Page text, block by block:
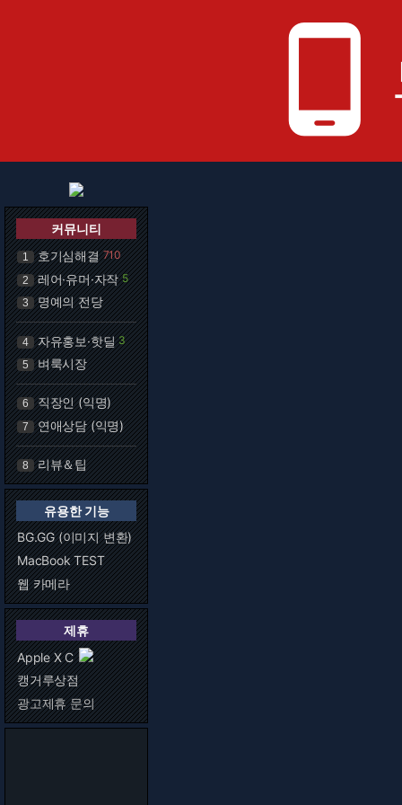
phone_android
커뮤니티
1 호기심해결 710
2 레어·유머·자작 5
3 명예의 전당
4 자유홍보·핫딜 3
5 벼룩시장
6 직장인 (익명)
7 연애상담 (익명)
8 리뷰＆팁
유용한 기능
BG.GG (이미지 변환)
MacBook TEST
웹 카메라
제휴
Apple X C
캥거루상점
광고제휴 문의